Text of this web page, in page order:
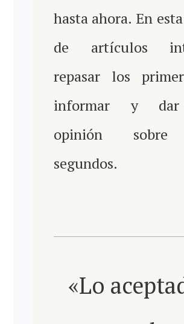
hasta ahora. En
de artículos
repasar los
informar y
opinión
segundos.
«Lo